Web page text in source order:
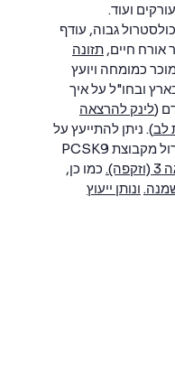
ועוד.
גבוה, עודף
אורח חיים,תזונה
כמומחה ויועץ
ובחו"ל על איך
(לינק להרצאה
לב). ניתן להתייעץ על
הזריקות החדשות להורדת כולסטרול מקבוצת PCSK9
כמו כן,
ונותן ייעוץ